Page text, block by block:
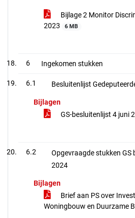
Bijlage 2 Monitor
2023
6 MB
6 Ingekomen stukken
6.1 Besluitenlijst
Bijlagen
GS-besluitenlijst 4 juni
6.2
Opgevraagde stukken GS
2024
Bijlagen
Brief aan PS over
Woningbouw en Duurzame